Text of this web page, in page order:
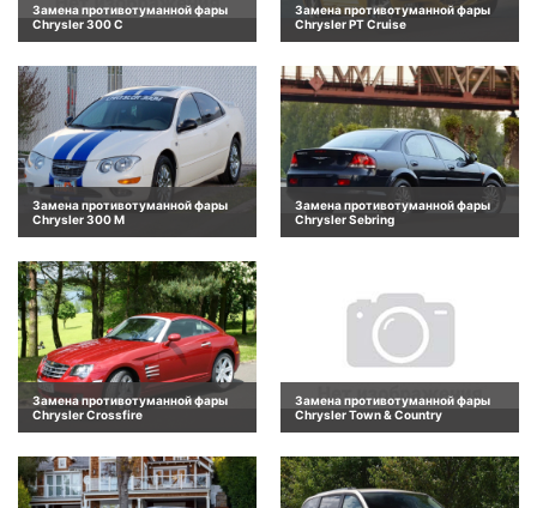
Замена противотуманной фары
Chrysler 300 C
Замена противотуманной фары
Chrysler PT Cruise
Замена противотуманной фары
Chrysler 300 M
Замена противотуманной фары
Chrysler Sebring
Замена противотуманной фары
Chrysler Crossfire
Замена противотуманной фары
Chrysler Town & Country